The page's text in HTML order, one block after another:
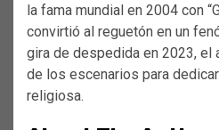
la fama mundial en 2004 con
convirtió al reguetón en un
gira de despedida en 2023, el
de los escenarios para
religiosa.